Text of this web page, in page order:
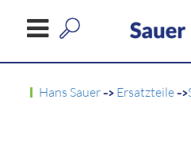
Hans Sauer-> Ersatzteile->